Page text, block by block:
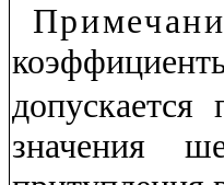
значения